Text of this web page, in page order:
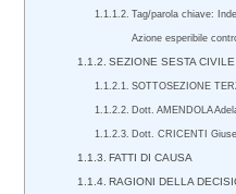
Tag/parola chiave:
Azione esperibile
SEZIONE SESTA CIVILE
SOTTOSEZIONE
Dott. AMENDOLA
Dott. CRICENTI
FATTI DI CAUSA
RAGIONI DELLA